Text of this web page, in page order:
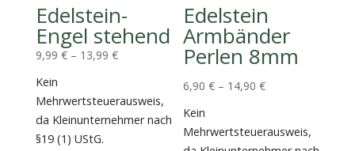
Edelstein-
Engel stehend
9,99 €– 13,99 €
Kein
Mehrwertsteuerausweis,
da Kleinunternehmer nach
§19 (1) UStG.
Edelstein
Armbänder
Perlen 8mm
6,90€ – 14,90€
Kein
Mehrwertsteuerausweis,